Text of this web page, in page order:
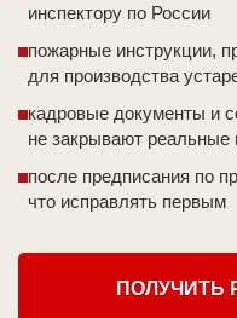
инспектору по России
пожарные инструкции,
для производства
кадровые документы и
не закрывают реальные
после предписания по
что исправлять первым
ПОЛУЧИТЬ